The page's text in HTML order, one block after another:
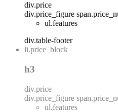
div.price
div.price_figure
ul.features
div.table-footer
li.price_block
h3
div.price
div.price_figure
ul.features